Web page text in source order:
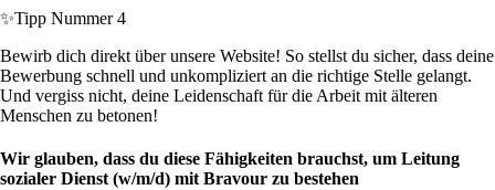
✨Tipp Nummer 4
Bewirb dich direkt über unsere Website! So stellst du sicher, dass deine
Bewerbung schnell und unkompliziert an die richtige Stelle gelangt.
Und vergiss nicht, deine Leidenschaft für die Arbeit mit älteren
Menschen zu betonen!
Wir glauben, dass du diese Fähigkeiten brauchst, um Leitung
sozialer Dienst (w/m/d) mit Bravour zu bestehen